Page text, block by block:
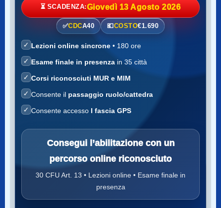
⏳ SCADENZA:Giovedì 13 Agosto 2026
✅CDCA40 💶COSTO€1.690
✓ Lezioni online sincrone • 180 ore
✓ Esame finale in presenza in 35 città
✓ Corsi riconosciuti MUR e MIM
✓ Consente il passaggio ruolo/cattedra
✓ Consente accesso I fascia GPS
Consegui l’abilitazione con un
percorso online riconosciuto
30 CFU Art. 13 • Lezioni online • Esame finale in
presenza